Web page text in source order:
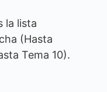
la lista
(Hasta
Tema 10).